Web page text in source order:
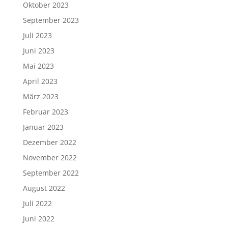
Oktober 2023
September 2023
Juli 2023
Juni 2023
Mai 2023
April 2023
März 2023
Februar 2023
Januar 2023
Dezember 2022
November 2022
September 2022
August 2022
Juli 2022
Juni 2022